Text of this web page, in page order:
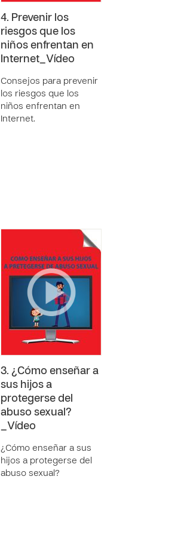
4. Prevenir los
riesgos que los
niños enfrentan en
Internet_Vídeo
Consejos para prevenir
los riesgos que los
niños enfrentan en
Internet.
3. ¿Cómo enseñar a
sus hijos a
protegerse del
abuso sexual?
_Vídeo
¿Cómo enseñar a sus
hijos a protegerse del
abuso sexual?